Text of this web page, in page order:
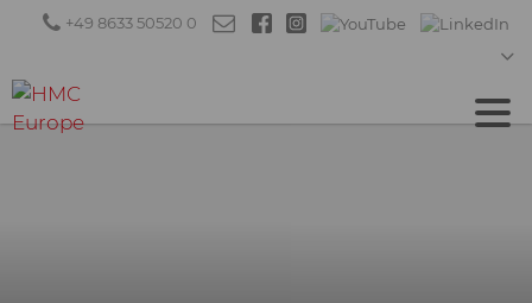
+49 8633 50520 0